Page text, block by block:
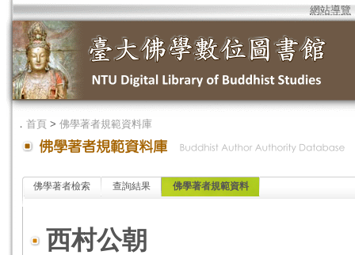
網站導覽
． 首頁 > 佛學著者規範資料庫
佛學著者檢索 查詢結果 佛學著者規範資料
西村公朝